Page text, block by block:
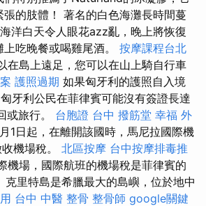
的肢體！ 著名的白色海灘長時間蔓
洋白天令人眼花azz亂，晚上將恢復
吃晚餐或喝雞尾酒。 按摩課程台北
在島上遠足，您可以在山上騎自行車
護照過期 如果匈牙利的護照自入境
牙利公民在菲律賓可能沒有簽證長達
或旅行。 台胞證 台中 撥筋堂 幸福 外
1日起，在離開該國時，馬尼拉國際機
機場稅。 北區按摩 台中按摩排毒推
機場，國際航班的機場稅是菲律賓的
里特島是希臘最大的島嶼，位於地中
台中 中醫 整骨 整骨師 google關鍵